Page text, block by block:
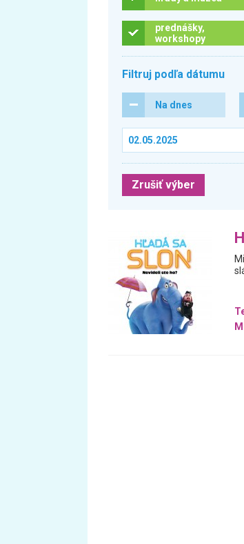
prednášky,
workshopy
Filtruj podľa dátumu
Na dnes
Zrušiť výber